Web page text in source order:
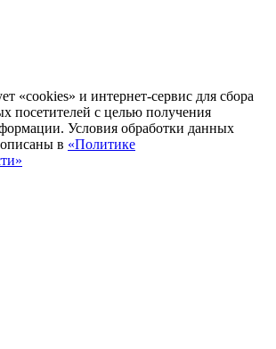
«cookies» и интернет-сервис для сбора
посетителей с целью получения
Условия обработки данных
в «Политике